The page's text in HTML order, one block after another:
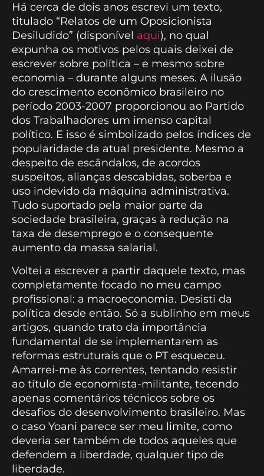
Há cerca de dois anos escrevi um texto,
titulado “Relatos de um Oposicionista
Desiludido” (disponível aqui), no qual
expunha os motivos pelos quais deixei de
escrever sobre política – e mesmo sobre
economia – durante alguns meses. A ilusão
do crescimento econômico brasileiro no
período 2003-2007 proporcionou ao Partido
dos Trabalhadores um imenso capital
político. E isso é simbolizado pelos índices de
popularidade da atual presidente. Mesmo a
despeito de escândalos, de acordos
suspeitos, alianças descabidas, soberba e
uso indevido da máquina administrativa.
Tudo suportado pela maior parte da
sociedade brasileira, graças à redução na
taxa de desemprego e o consequente
aumento da massa salarial.
Voltei a escrever a partir daquele texto, mas
completamente focado no meu campo
profissional: a macroeconomia. Desisti da
política desde então. Só a sublinho em meus
artigos, quando trato da importância
fundamental de se implementarem as
reformas estruturais que o PT esqueceu.
Amarrei-me às correntes, tentando resistir
ao título de economista-militante, tecendo
apenas comentários técnicos sobre os
desafios do desenvolvimento brasileiro. Mas
o caso Yoani parece ser meu limite, como
deveria ser também de todos aqueles que
defendem a liberdade, qualquer tipo de
liberdade.